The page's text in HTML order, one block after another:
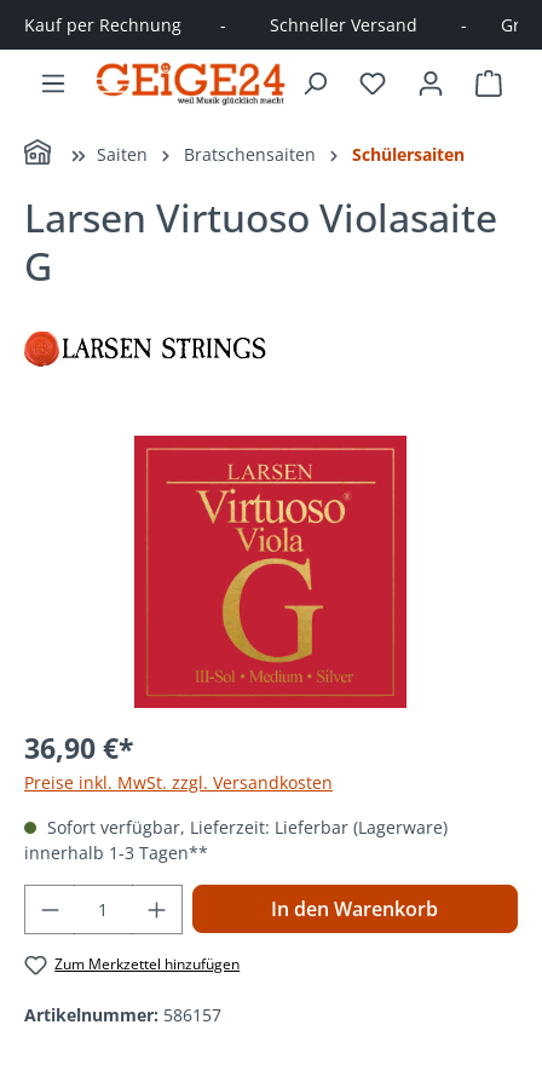
springen
Kauf per Rechnung        -         Schneller Versand         -
Home Saiten Bratschensaiten Schülersaiten
Larsen Virtuoso Violasaite
G
Bildergalerie überspringen
36,90 €*
Preise inkl. MwSt. zzgl. Versandkosten
Sofort verfügbar, Lieferzeit: Lieferbar (Lagerware)
innerhalb 1-3 Tagen**
Produkt Anzahl: Gib den gewünschten
In den Warenkorb
Zum Merkzettel hinzufügen
Artikelnummer: 586157